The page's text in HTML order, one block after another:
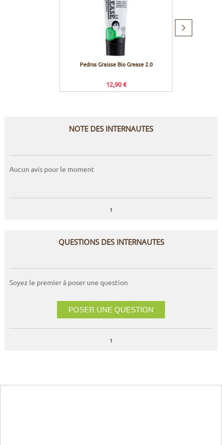
Pedros Graisse Bio Grease 2.0
12,90 €
Produit
NOTE DES INTERNAUTES
Aucun avis pour le moment
1
QUESTIONS DES INTERNAUTES
Soyez le premier à poser une question
POSER UNE QUESTION
1